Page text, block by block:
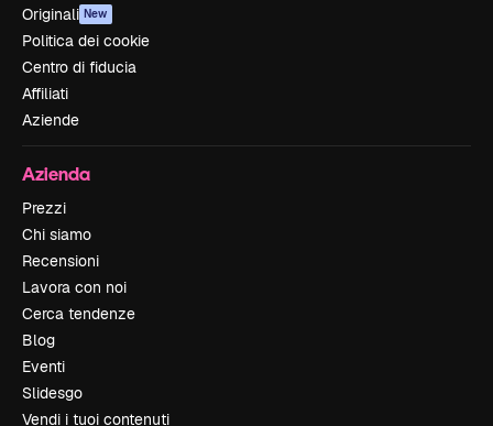
Originali New
Politica dei cookie
Centro di fiducia
Affiliati
Aziende
Azienda
Prezzi
Chi siamo
Recensioni
Lavora con noi
Cerca tendenze
Blog
Eventi
Slidesgo
Vendi i tuoi contenuti